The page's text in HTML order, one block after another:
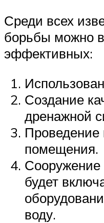
Среди всех
борьбы можно
эффективных:
Создание
дренажной
Проведение
помещения.
Сооружение
будет
воду.